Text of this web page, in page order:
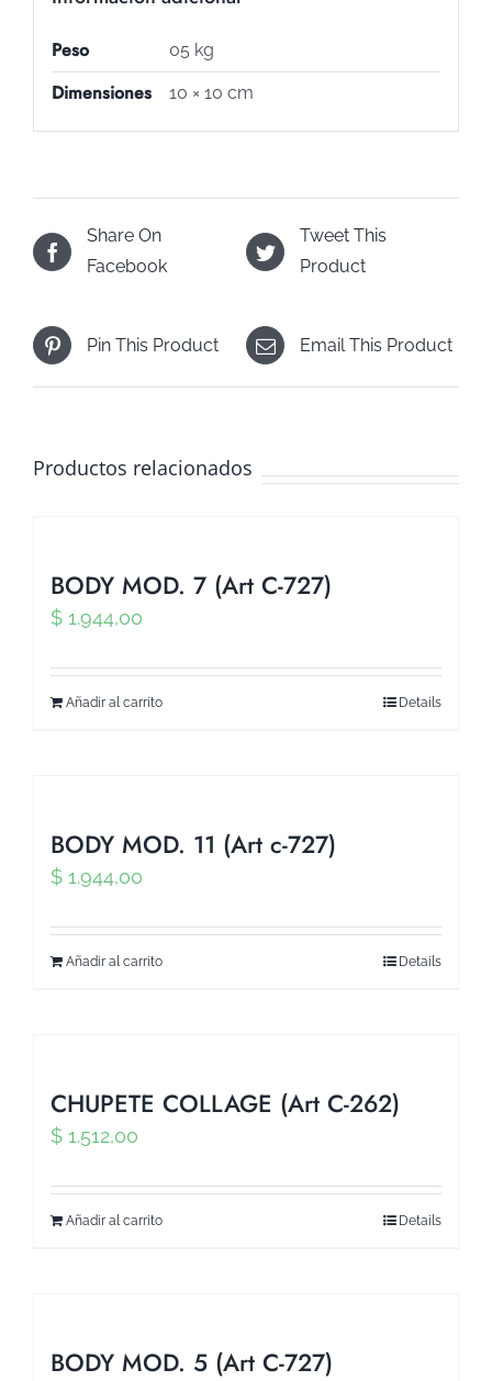
Peso 05 kg
Dimensiones 10 × 10 cm
Share On
Facebook
Tweet This
Product
Pin This Product Email This Product
Productos relacionados
BODY MOD. 7 (Art C-727)
$ 1.944,00
Añadir al carrito Details
BODY MOD. 11 (Art c-727)
$ 1.944,00
Añadir al carrito Details
CHUPETE COLLAGE (Art C-262)
$ 1.512,00
Añadir al carrito Details
BODY MOD. 5 (Art C-727)